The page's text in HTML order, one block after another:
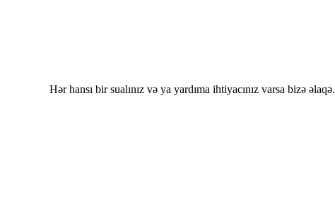
Hər hansı bir sualınız və ya yardıma ihtiyacınız varsa bizə əlaqə.